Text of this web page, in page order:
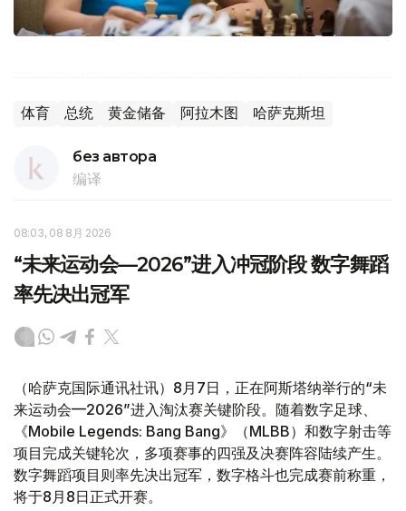
体育 总统 黄金储备 阿拉木图 哈萨克斯坦
без автора
编译
08:03, 08 8月 2026
“未来运动会—2026”进入冲冠阶段 数字舞蹈
率先决出冠军
（哈萨克国际通讯社讯）8月7日，正在阿斯塔纳举行的“未
来运动会—2026”进入淘汰赛关键阶段。随着数字足球、
《Mobile Legends: Bang Bang》（MLBB）和数字射击等
项目完成关键轮次，多项赛事的四强及决赛阵容陆续产生。
数字舞蹈项目则率先决出冠军，数字格斗也完成赛前称重，
将于8月8日正式开赛。